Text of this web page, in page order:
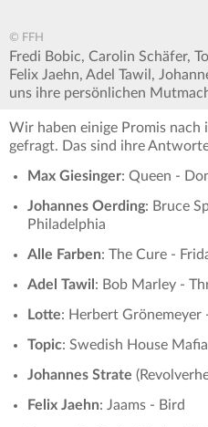
© FFH
Fredi Bobic, Carolin Schäfer,
Felix Jaehn, Adel Tawil,
uns ihre persönlichen
Wir haben einige Promis
gefragt. Das sind ihre
Max Giesinger: Queen -
Johannes Oerding: Bruce
Philadelphia
Alle Farben: The Cure -
Adel Tawil : Bob Marley -
Lotte: Herbert Grönemeyer
Topic: Swedish House
Johannes Strate
Felix Jaehn: Jaams - Bird